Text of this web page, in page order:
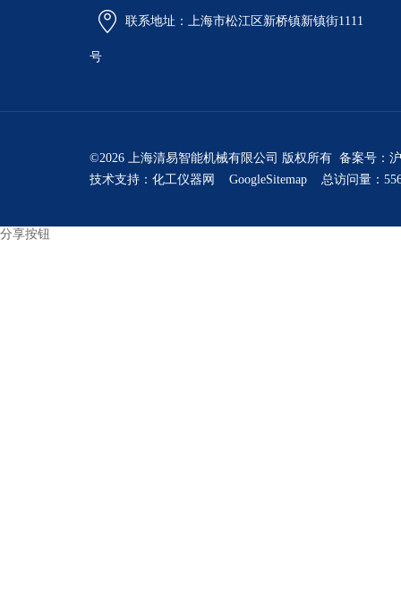
联系地址：上海市松江区新桥镇新镇街1111
号
©2026 上海清易智能机械有限公司 版权所有 备案号：
技术支持： 化工仪器网 GoogleSitemap 总访问量：
分享按钮